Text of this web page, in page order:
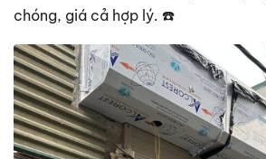
chóng, giá cả hợp lý. ☎️